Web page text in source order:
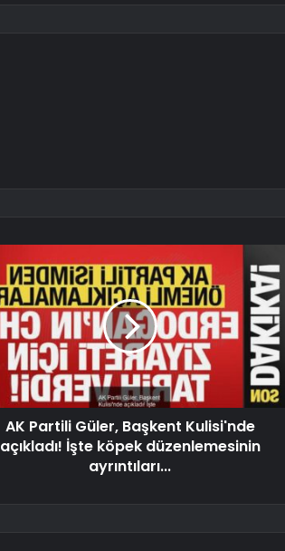
AK Partili Güler, Başkent Kulisi'nde
açıkladı! İşte köpek düzenlemesinin
ayrıntıları...